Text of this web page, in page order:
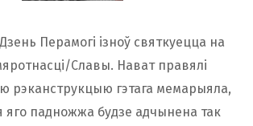
Перамогі ізноў святкуецца на
Славы. Нават правялі
рэканструкцыю гэтага мемарыяла,
яго падножжа будзе адчынена так